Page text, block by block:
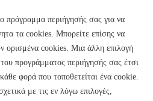
πρόγραμμα περιήγησής σας για να
τα cookies. Μπορείτε επίσης να
ορισμένα cookies. Μια άλλη επιλογή
του προγράμματος περιήγησής σας έτσι
φορά που τοποθετείται ένα cookie.
με τις εν λόγω επιλογές,